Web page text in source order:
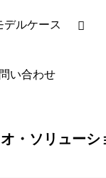
デルケース
い合わせ
タンジの賃貸業務シ
・ソリュー